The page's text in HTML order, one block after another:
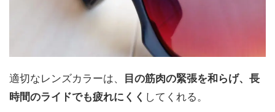
適切なレンズカラーは、 目の筋肉の緊張を和らげ、長
時間のライドでも疲れにくく してくれる。